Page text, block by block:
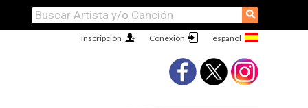
⚲
Conexión
Inscripción